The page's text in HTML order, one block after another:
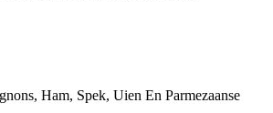
Ham, Spek, Uien En Parmezaanse